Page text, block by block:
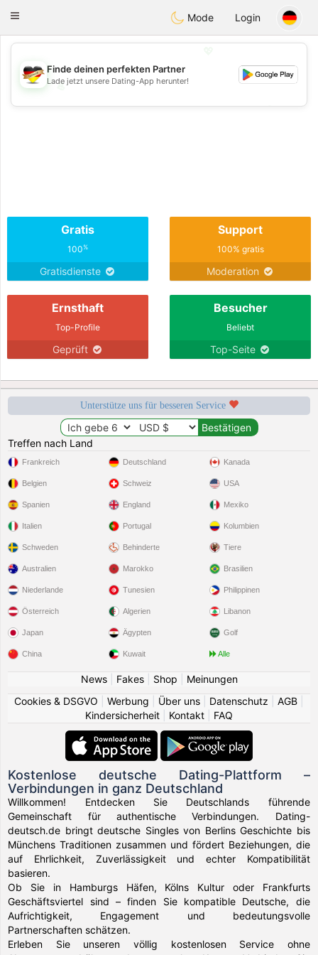
DeutschDating
Toggle
Mode Login
💖
💕
Finde deinen perfekten Partner
Lade jetzt unsere Dating-App herunter!
Gratis
100%
Gratisdienste
Support
100% gratis
Moderation
Ernsthaft
Top-Profile
Geprüft
Besucher
Beliebt
Top-Seite
Unterstütze uns für besseren Service
Treffen nach Land
Frankreich
Belgien
Spanien
Italien
Schweden
Deutschland
Schweiz
England
Portugal
Behinderte
Kanada
USA
Mexiko
Kolumbien
Tiere
Australien
Niederlande
Österreich
Japan
China
Marokko
Tunesien
Algerien
Ägypten
Kuwait
Brasilien
Philippinen
Libanon
Golf
Alle
News| Fakes| Shop
Meinungen
Cookies & DSGVO
Werbung Über uns Datenschutz AGB
Kindersicherheit
Kontakt FAQ
Kostenlose deutsche Dating-Plattform –
Verbindungen in ganz Deutschland
Willkommen! Entdecken Sie Deutschlands führende
Gemeinschaft für authentische Verbindungen. Dating-
deutsch.de bringt deutsche Singles von Berlins Geschichte bis
Münchens Traditionen zusammen und fördert Beziehungen, die
auf Ehrlichkeit, Zuverlässigkeit und echter Kompatibilität
basieren.
Ob Sie in Hamburgs Häfen, Kölns Kultur oder Frankfurts
Geschäftsviertel sind – finden Sie kompatible Deutsche, die
Aufrichtigkeit, Engagement und bedeutungsvolle
Partnerschaften schätzen.
Erleben Sie unseren völlig kostenlosen Service ohne